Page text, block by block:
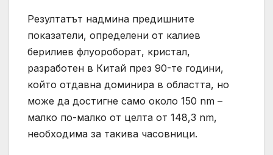
Резултатът надмина предишните
показатели, определени от калиев
берилиев флуороборат, кристал,
разработен в Китай през 90-те години,
който отдавна доминира в областта, но
може да достигне само около 150 nm –
малко по-малко от целта от 148,3 nm,
необходима за такива часовници.